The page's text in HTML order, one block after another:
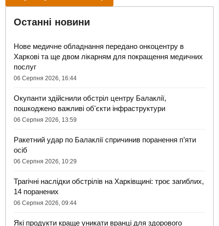
Останні новини
Нове медичне обладнання передано онкоцентру в
Харкові та ще двом лікарням для покращення медичних
послуг
06 Серпня 2026, 16:44
Окупанти здійснили обстріл центру Балаклії,
пошкоджено важливі об'єкти інфраструктури
06 Серпня 2026, 13:59
Ракетний удар по Балаклії спричинив поранення п’яти
осіб
06 Серпня 2026, 10:29
Трагічні наслідки обстрілів на Харківщині: троє загиблих,
14 поранених
06 Серпня 2026, 09:44
Які продукти краще уникати вранці для здорового